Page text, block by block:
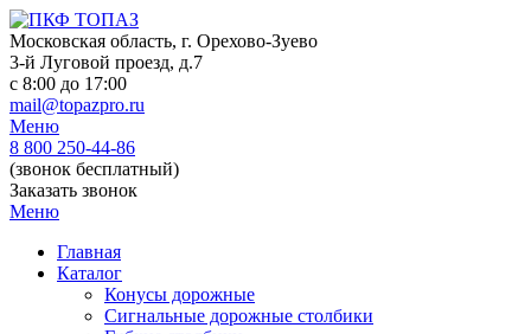
Skip
to
content
Московская область, г. Орехово-Зуево
3-й Луговой проезд, д.7
c 8:00 до 17:00
mail@topazpro.ru
Меню
8 800 250-44-86
(звонок бесплатный)
Заказать звонок
Меню
Главная
Каталог
Конусы дорожные
Сигнальные дорожные столбики